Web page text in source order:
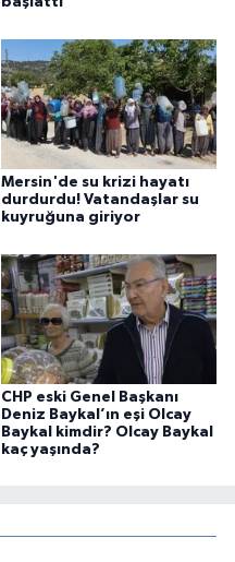
Mersin'de su krizi hayatı
durdurdu! Vatandaşlar su
kuyruğuna giriyor
CHP eski Genel Başkanı
Deniz Baykal’ın eşi Olcay
Baykal kimdir? Olcay Baykal
kaç yaşında?